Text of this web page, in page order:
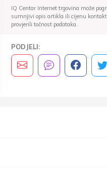
IQ Centar Internet trgovina može
sumnjivi opis artikla ili cijenu
provjerili točnost podataka.
PODJELI: